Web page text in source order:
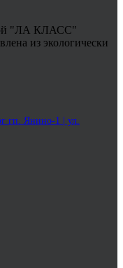
"ЛА КЛАСС"
из экологически
гп. Янино-1 | ул.